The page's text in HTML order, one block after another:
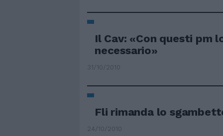
Il Cav: «Con questi pm
necessario»
31/10/2010
Fli rimanda lo
24/10/2010